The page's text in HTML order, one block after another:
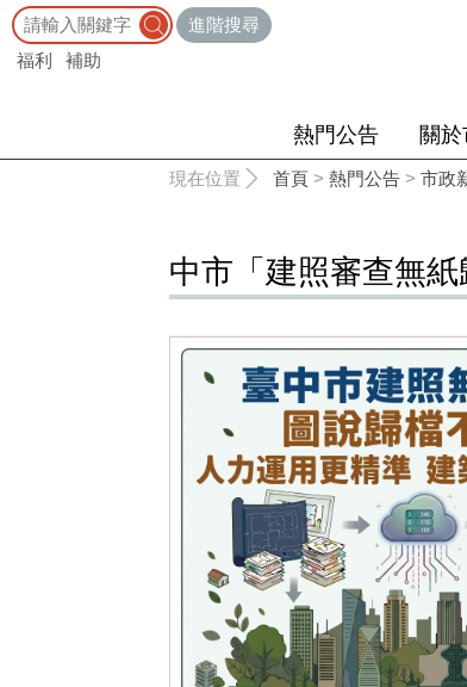
進階搜尋
福利
補助
熱門公告 關
現在位置 首頁 > 熱門公告 > 市政
中市「建照審查無